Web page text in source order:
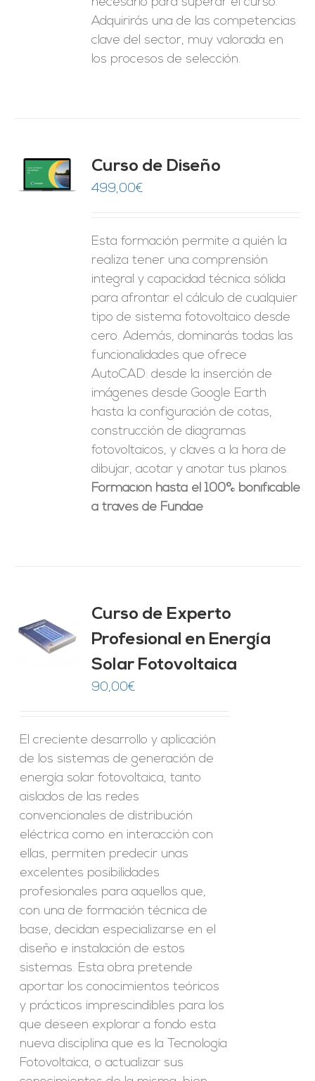
Adquirirás una de las competencias
clave del sector, muy valorada en
los procesos de selección.
Curso de Diseño
499,00€
Esta formación permite a quién la
realiza tener una comprensión
integral y capacidad técnica sólida
para afrontar el cálculo de cualquier
tipo de sistema fotovoltaico desde
cero. Además, dominarás todas las
funcionalidades que ofrece
AutoCAD: desde la inserción de
imágenes desde Google Earth
hasta la configuración de cotas,
construcción de diagramas
fotovoltaicos, y claves a la hora de
dibujar, acotar y anotar tus planos.
Formación hasta el 100% bonificable
a través de Fundae
Curso de Experto
Profesional en Energía
Solar Fotovoltaica
90,00€
El creciente desarrollo y aplicación
de los sistemas de generación de
energía solar fotovoltaica, tanto
aislados de las redes
convencionales de distribución
eléctrica como en interacción con
ellas, permiten predecir unas
excelentes posibilidades
profesionales para aquellos que,
con una de formación técnica de
base, decidan especializarse en el
diseño e instalación de estos
sistemas. Esta obra pretende
aportar los conocimientos teóricos
y prácticos imprescindibles para los
que deseen explorar a fondo esta
nueva disciplina que es la Tecnología
Fotovoltaica, o actualizar sus